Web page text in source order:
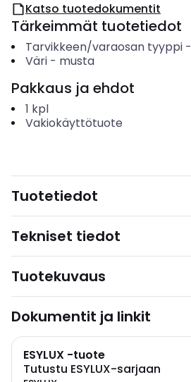
Katso tuotedokumentit
Tärkeimmät tuotetiedot
Tarvikkeen/varaosan tyyppi-
Väri- musta
Pakkaus ja ehdot
1 kpl
Vakiokäyttötuote
Tuotetiedot
Tekniset tiedot
Tuotekuvaus
Dokumentit ja linkit
ESYLUX -tuote
Tutustu ESYLUX-sarjaan